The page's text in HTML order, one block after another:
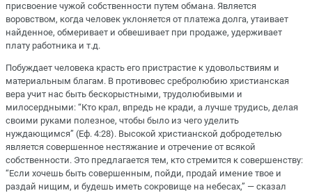
присвоение чужой собственности путем обмана. Является
воровством, когда человек уклоняется от платежа долга, утаивает
найденное, обмеривает и обвешивает при продаже, удерживает
плату работника и т.д.
Побуждает человека красть его пристрастие к удовольствиям и
материальным благам. В противовес сребролюбию христианская
вера учит нас быть бескорыстными, трудолюбивыми и
милосердными: “Кто крал, впредь не кради, а лучше трудись, делая
своими руками полезное, чтобы было из чего уделить
нуждающимся” (Еф. 4:28). Высокой христианской добродетелью
является совершенное нестяжание и отречение от всякой
собственности. Это предлагается тем, кто стремится к совершенству:
“Если хочешь быть совершенным, пойди, продай имение твое и
раздай нищим, и будешь иметь сокровище на небесах,” — сказал